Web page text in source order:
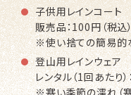
子供用レインコート
販売品：100円（税込
※使い捨ての簡易的
登山用レインウェア
レンタル（1回あたり
※寒い季節の濡れ（